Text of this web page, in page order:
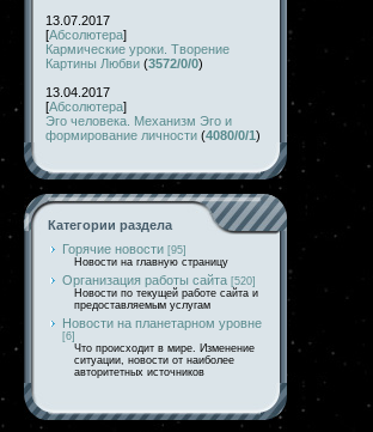
13.07.2017
[Абсолютера]
Кармические уроки. Творение
Картины Любви (3572/0/0)
13.04.2017
[Абсолютера]
Эго человека. Механизм Эго и
формирование личности (4080/0/1)
Категории раздела
Горячие новости [95]
Новости на главную страницу
Организация работы сайта [520]
Новости по текущей работе сайта и
предоставляемым услугам
Новости на планетарном уровне
[6]
Что происходит в мире. Изменение
ситуации, новости от наиболее
авторитетных источников